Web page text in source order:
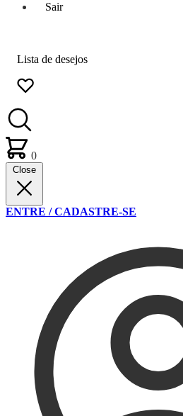
Sair
Lista de desejos
0
Close
ENTRE / CADASTRE-SE